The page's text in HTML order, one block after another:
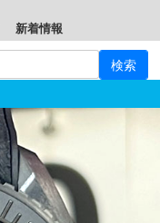
新着情報